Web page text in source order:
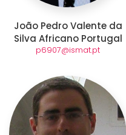
João Pedro Valente da
Silva Africano Portugal
p6907@ismat.pt